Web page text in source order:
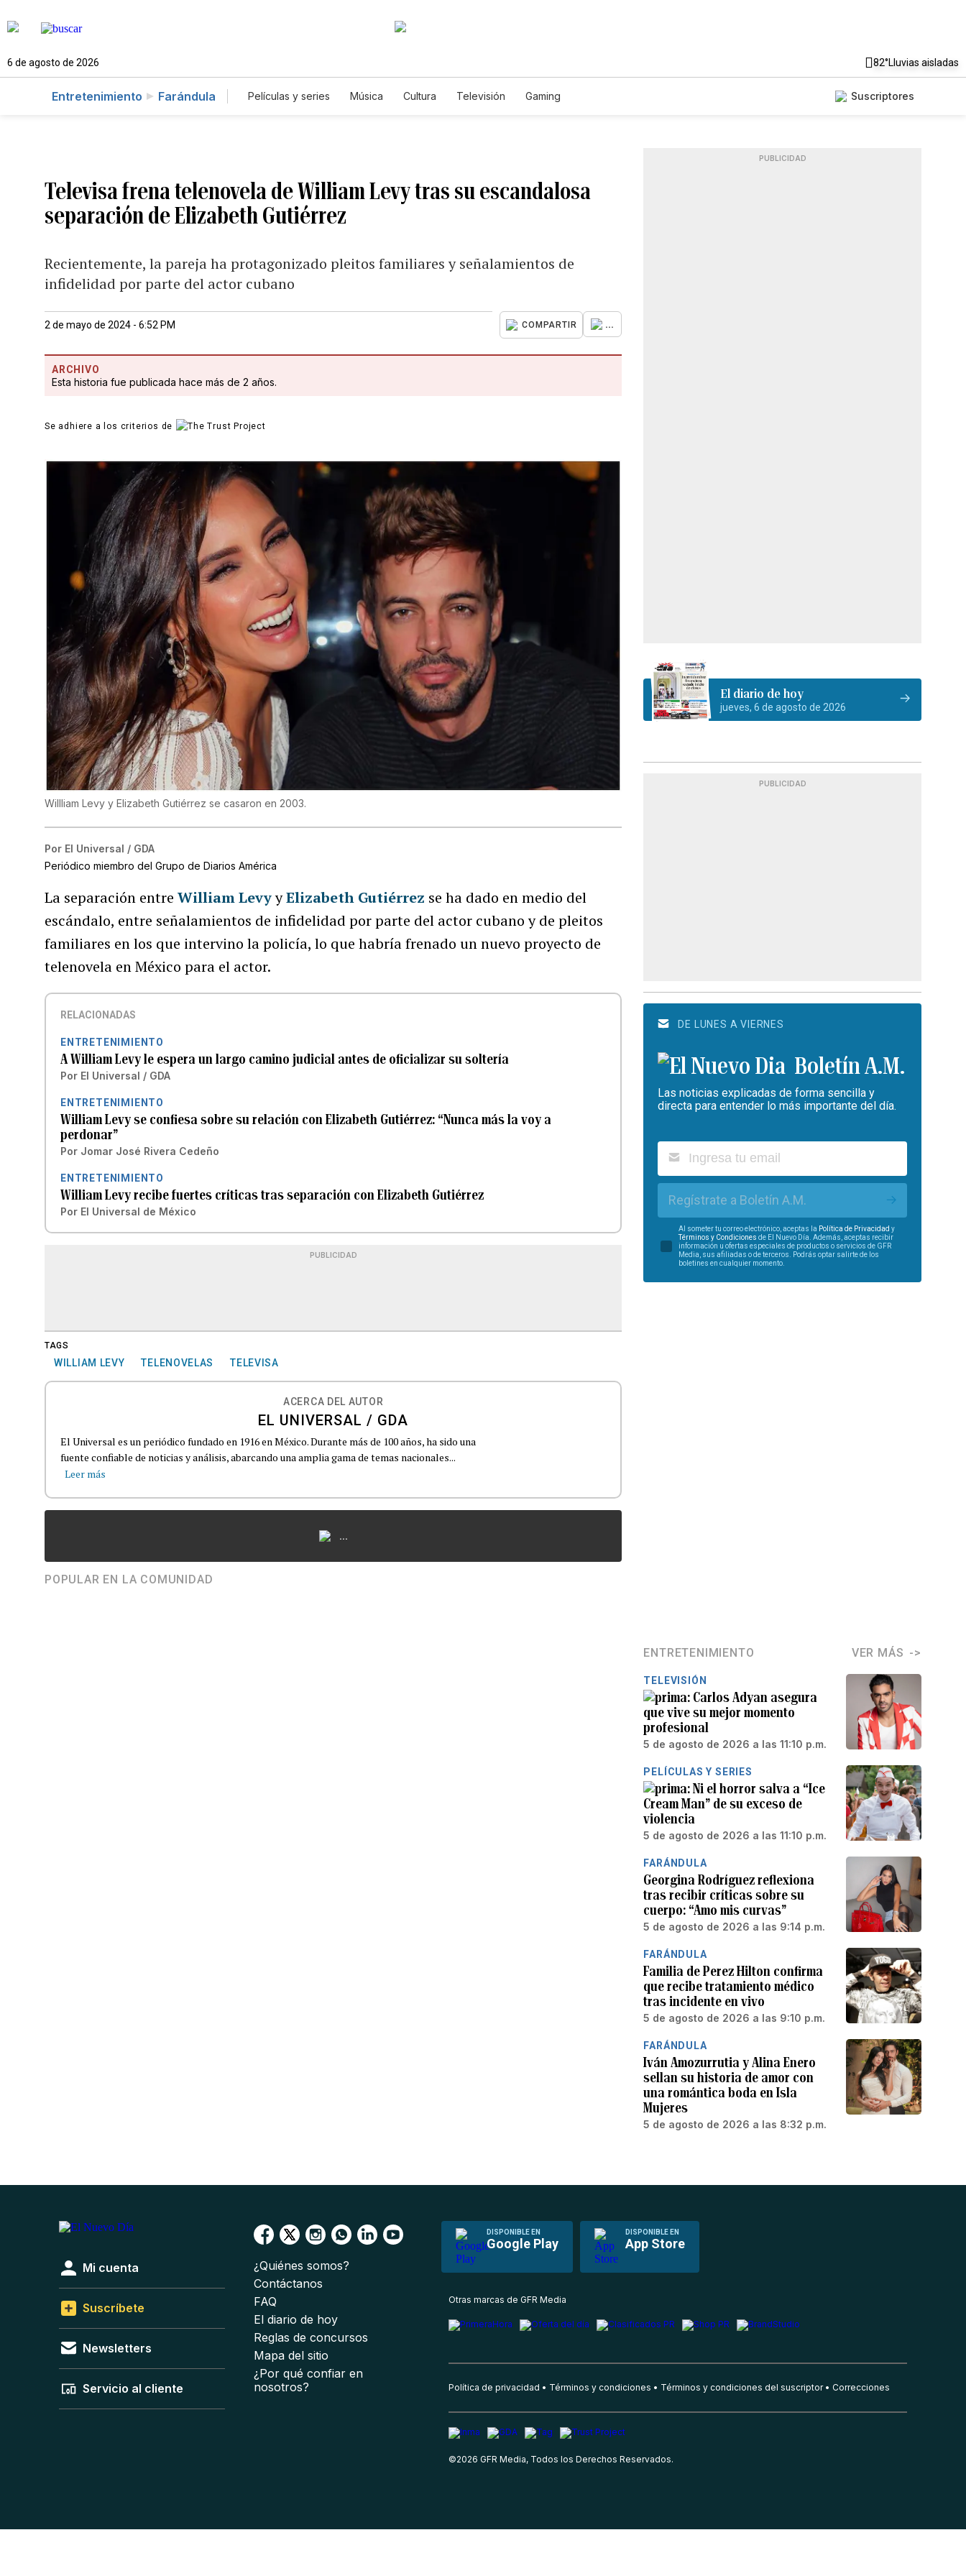
6 de agosto de 2026 82°Lluvias aisladas
Entretenimiento Farándula Películas y series Música Cultura Televisión Gaming Suscriptores
Televisa frena telenovela de William Levy tras su escandalosa
separación de Elizabeth Gutiérrez
Recientemente, la pareja ha protagonizado pleitos familiares y señalamientos de
infidelidad por parte del actor cubano
2 de mayo de 2024 - 6:52 PM COMPARTIR ...
ARCHIVO
Esta historia fue publicada hace más de 2 años.
Se adhiere a los criterios de
Willliam Levy y Elizabeth Gutiérrez se casaron en 2003.
Por El Universal / GDA
Periódico miembro del Grupo de Diarios América
La separación entreWilliam LevyyElizabeth Gutiérrez se ha dado en medio del
escándalo, entre señalamientos de infidelidad por parte del actor cubano y de pleitos
familiares en los que intervino la policía, lo que habría frenado un nuevo proyecto de
telenovela en México para el actor.
RELACIONADAS
ENTRETENIMIENTO
A William Levy le espera un largo camino judicial antes de oficializar su soltería
Por El Universal / GDA
ENTRETENIMIENTO
William Levy se confiesa sobre su relación con Elizabeth Gutiérrez: “Nunca más la voy a
perdonar”
Por Jomar José Rivera Cedeño
ENTRETENIMIENTO
William Levy recibe fuertes críticas tras separación con Elizabeth Gutiérrez
Por El Universal de México
PUBLICIDAD
TAGS
WILLIAM LEVY TELENOVELAS TELEVISA
ACERCA DEL AUTOR
EL UNIVERSAL / GDA
El Universal es un periódico fundado en 1916 en México. Durante más de 100 años, ha sido una
fuente confiable de noticias y análisis, abarcando una amplia gama de temas nacionales...
Leer más
...
POPULAR EN LA COMUNIDAD
PUBLICIDAD
El diario de hoy
jueves, 6 de agosto de 2026
PUBLICIDAD
DE LUNES A VIERNES
Boletín A.M.
Las noticias explicadas de forma sencilla y
directa para entender lo más importante del día.
Regístrate a Boletín A.M.
Al someter tu correo electrónico, aceptas la Política de Privacidad y
Términos y Condiciones de El Nuevo Día. Además, aceptas recibir
información u ofertas especiales de productos o servicios de GFR
Media, sus afiliadas o de terceros. Podrás optar salirte de los
boletines en cualquier momento.
ENTRETENIMIENTO VER MÁS
TELEVISIÓN
Carlos Adyan asegura
que vive su mejor momento
profesional
5 de agosto de 2026 a las 11:10 p.m.
PELÍCULAS Y SERIES
Ni el horror salva a “Ice
Cream Man” de su exceso de
violencia
5 de agosto de 2026 a las 11:10 p.m.
FARÁNDULA
Georgina Rodríguez reflexiona
tras recibir críticas sobre su
cuerpo: “Amo mis curvas”
5 de agosto de 2026 a las 9:14 p.m.
FARÁNDULA
Familia de Perez Hilton confirma
que recibe tratamiento médico
tras incidente en vivo
5 de agosto de 2026 a las 9:10 p.m.
FARÁNDULA
Iván Amozurrutia y Alina Enero
sellan su historia de amor con
una romántica boda en Isla
Mujeres
5 de agosto de 2026 a las 8:32 p.m.
DISPONIBLE EN
Google Play
DISPONIBLE EN
App Store
Mi cuenta
Suscríbete
Newsletters
Servicio al cliente
¿Quiénes somos?
Contáctanos
FAQ
El diario de hoy
Reglas de concursos
Mapa del sitio
¿Por qué confiar en
nosotros?
Otras marcas de GFR Media
Política de privacidad Términos y condiciones Términos y condiciones del suscriptor Correcciones
©2026 GFR Media, Todos los Derechos Reservados.